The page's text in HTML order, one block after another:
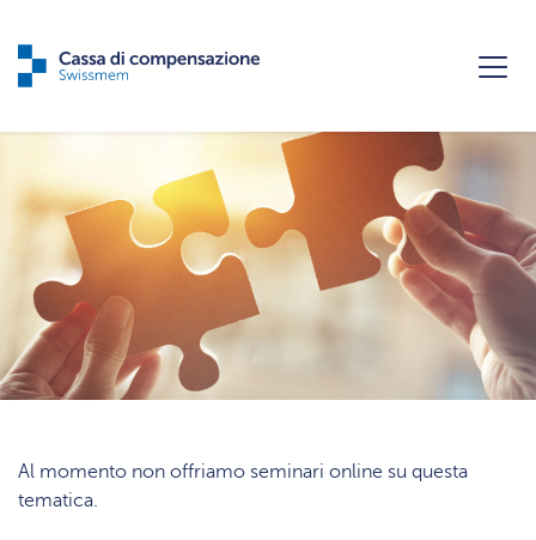
Al momento non offriamo seminari online su questa
tematica.